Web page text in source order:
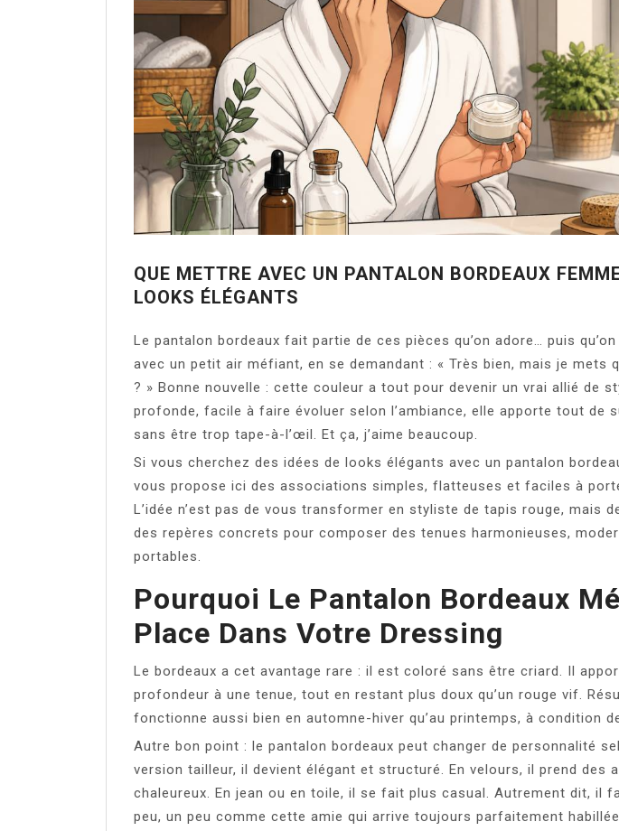
QUE METTRE AVEC UN PANTALON BORDEAUX
LOOKS ÉLÉGANTS
Le pantalon bordeaux fait partie de ces pièces qu’on adore… puis
avec un petit air méfiant, en se demandant : « Très bien, mais je mets
? » Bonne nouvelle : cette couleur a tout pour devenir un vrai allié de
profonde, facile à faire évoluer selon l’ambiance, elle apporte tout de
sans être trop tape-à-l’œil. Et ça, j’aime beaucoup.
Si vous cherchez des idées de looks élégants avec un pantalon
vous propose ici des associations simples, flatteuses et faciles à
L’idée n’est pas de vous transformer en styliste de tapis rouge, mais
des repères concrets pour composer des tenues harmonieuses,
portables.
Pourquoi Le Pantalon Bordeaux
Place Dans Votre Dressing
Le bordeaux a cet avantage rare : il est coloré sans être criard. Il
profondeur à une tenue, tout en restant plus doux qu’un rouge vif.
fonctionne aussi bien en automne-hiver qu’au printemps, à condition
Autre bon point : le pantalon bordeaux peut changer de personnalité
version tailleur, il devient élégant et structuré. En velours, il prend des
chaleureux. En jean ou en toile, il se fait plus casual. Autrement dit, il
peu, un peu comme cette amie qui arrive toujours parfaitement